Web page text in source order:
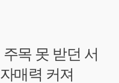
목 못 받던 서
매력 커져